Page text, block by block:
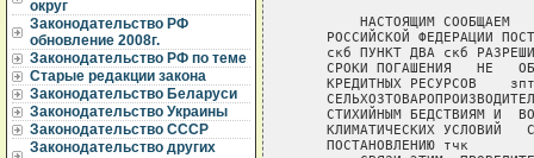
округ
Законодательство РФ
обновление 2008г.
Законодательство РФ по теме
Старые редакции закона
Законодательство Беларуси
Законодательство Украины
Законодательство СССР
Законодательство других
НАСТОЯЩИМ СООБЩАЕМ
РОССИЙСКОЙ ФЕДЕРАЦИИ
скб ПУНКТ ДВА скб
СРОКИ ПОГАШЕНИЯ   НЕ
КРЕДИТНЫХ РЕСУРСОВ
СТИХИЙНЫМ БЕДСТВИЯМ И
КЛИМАТИЧЕСКИХ УСЛОВИЙ
    ПОСТАНОВЛЕНИЮ тчк